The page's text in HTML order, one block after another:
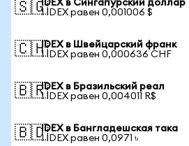
🇸🇬IDEX в Сингапурский доллар
1 IDEX равен 0,001006 $
🇨🇭IDEX в Швейцарский франк
1 IDEX равен 0,000636 CHF
🇧🇷IDEX в Бразильский реал
1 IDEX равен 0,004011 R$
🇧🇩IDEX в Бангладешская така
1 IDEX равен 0,0971 ৳